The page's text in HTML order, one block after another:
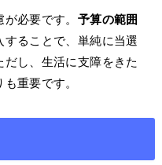
必要です。 予算の範囲
ることで、単純に当選
し、生活に支障をきた
重要です。